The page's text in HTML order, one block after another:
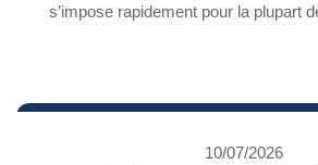
s’impose rapidement pour la plupart
10/07/2026